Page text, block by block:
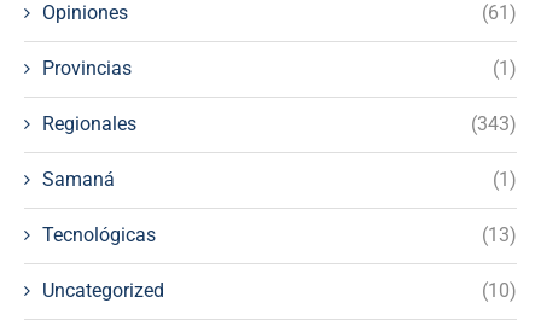
Opiniones (61)
Provincias (1)
Regionales (343)
Samaná (1)
Tecnológicas (13)
Uncategorized (10)